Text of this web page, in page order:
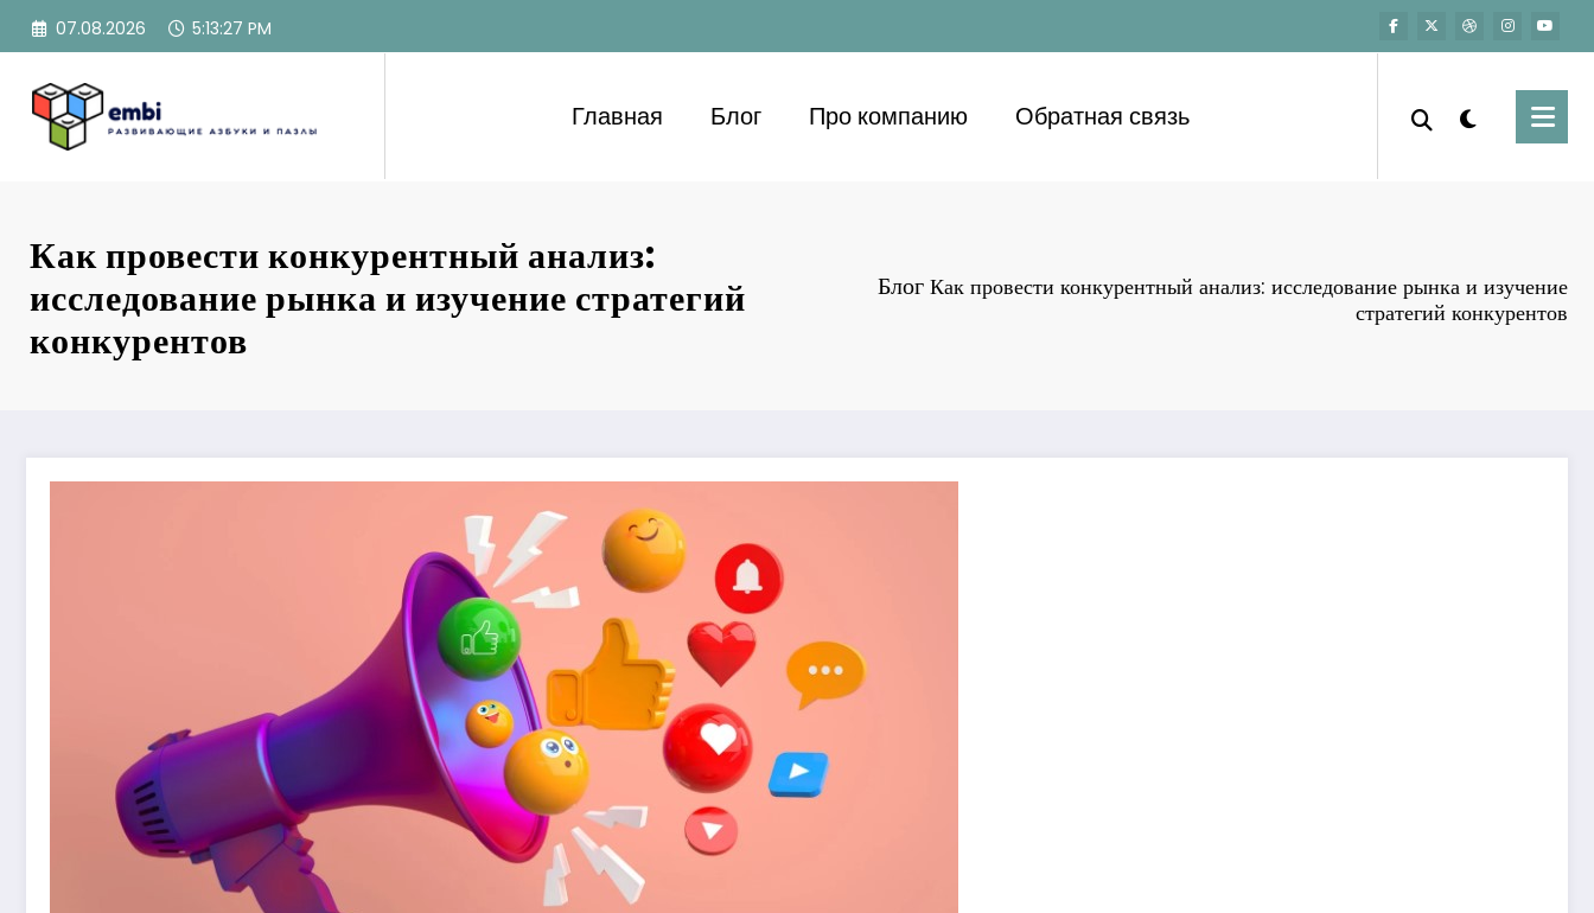
Перейти
07.08.2026 5:13:28 PM
Главная Блог Про компанию Обратная связь
Как провести конкурентный анализ:
исследование рынка и изучение стратегий
конкурентов
Блог Как провести конкурентный анализ: исследование рынка и изучение
стратегий конкурентов